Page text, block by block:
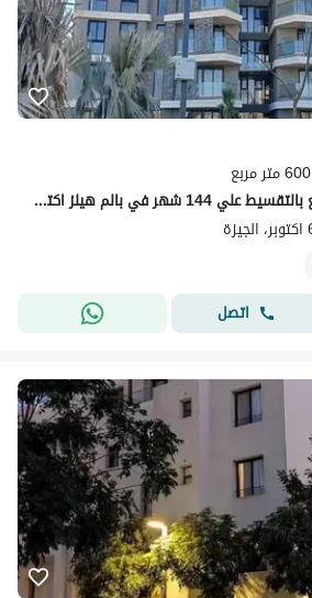
600 متر مربع
عمارة مميزة متشطبة للبيع بالتقسيط علي 144 شهر في بالم هيلز اكتوبر
اتصل